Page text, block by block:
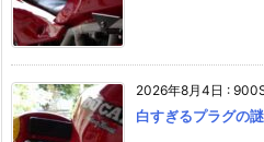
2026年8月4日 :
白すぎるプラグの